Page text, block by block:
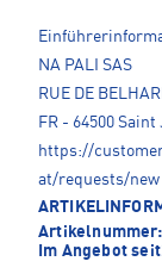
NA PALI SAS
RUE DE
FR - 64500 Saint
https://
at/requests/new
Artikelnummer:
Im Angebot seit